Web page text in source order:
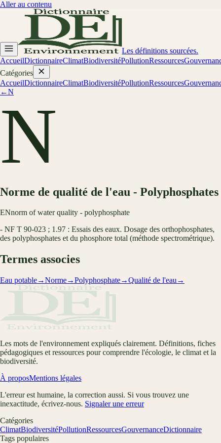
Aller au contenu
Les définitions sourcées.
AccueilDictionnaireClimatBiodiversitéPollutionRessources
Catégories
AccueilDictionnaireClimatBiodiversitéPollutionRessources
←N
N
Norme de qualité de l'eau - Polyphosphates
ENnorm of water quality - polyphosphate
- NF T 90-023 ; 1.97 : Essais des eaux. Dosage des orthophosphates,
des polyphosphates et du phosphore total (méthode spectrométrique).
Termes associes
Eau potable→Norme→Polyphosphate→Qualité de l'eau →
Les mots de l'environnement expliqués clairement. Définitions, fiches
pédagogiques et ressources pour comprendre l'écologie, le climat et la
biodiversité.
À proposMentions légales
L'erreur est humaine, la correction aussi. Si vous trouvez une
inexactitude, écrivez-nous. Signaler une erreur
Catégories
ClimatBiodiversitéPollutionRessourcesGouvernanceDictionnaire
Tags populaires